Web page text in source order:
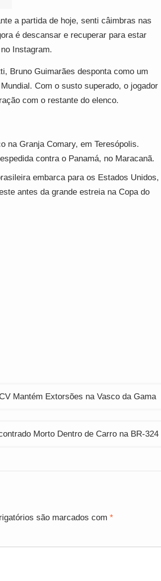
a partida de hoje, senti câimbras nas
é descansar e recuperar para estar
Instagram.
Bruno Guimarães desponta como um
Com o susto superado, o jogador
com o restante do elenco.
na Granja Comary, em Teresópolis.
contra o Panamá, no Maracanã.
embarca para os Estados Unidos,
antes da grande estreia na Copa do
Mantém Extorsões na Vasco da Gama
Morto Dentro de Carro na BR-324
são marcados com *